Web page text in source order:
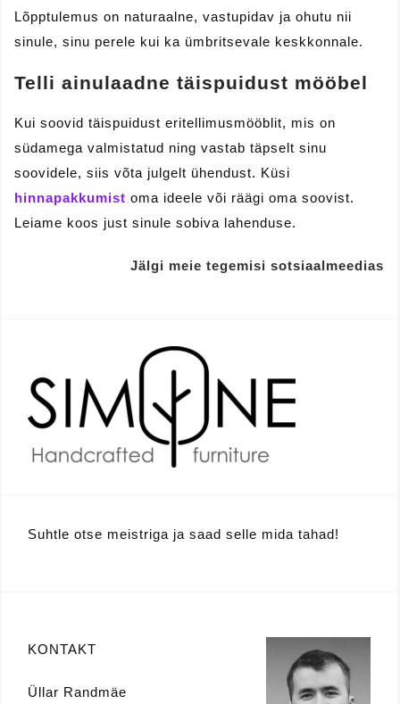
Lõpptulemus on naturaalne, vastupidav ja ohutu nii
sinule, sinu perele kui ka ümbritsevale keskkonnale.
Telli ainulaadne täispuidust mööbel
Kui soovid täispuidust eritellimusmööblit, mis on
südamega valmistatud ning vastab täpselt sinu
soovidele, siis võta julgelt ühendust. Küsi
hinnapakkumist oma ideele või räägi oma soovist.
Leiame koos just sinule sobiva lahenduse.
Jälgi meie tegemisi sotsiaalmeedias
Suhtle otse meistriga ja saad selle mida tahad!
KONTAKT
Üllar Randmäe